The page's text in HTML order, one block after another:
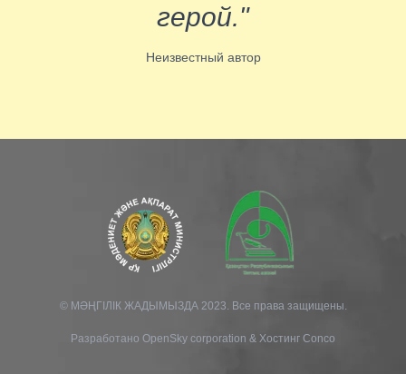
герой."
Неизвестный автор
© МӘҢГІЛІК ЖАДЫМЫЗДА 2023. Все права защищены.
Разработано OpenSky corporation & Хостинг Conco